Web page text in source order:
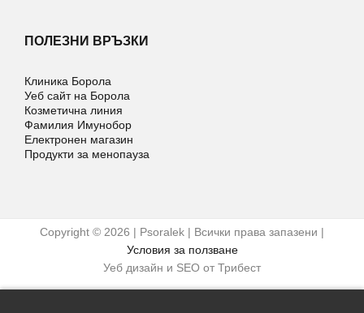
ПОЛЕЗНИ ВРЪЗКИ
Клиника Борола
Уеб сайт на Борола
Козметична линия
Фамилия Имунобор
Електронен магазин
Продукти за менопауза
Copyright © 2026 | Psoralek | Всички права запазени |
Условия за ползване
Уеб дизайн и SEO от Трибест